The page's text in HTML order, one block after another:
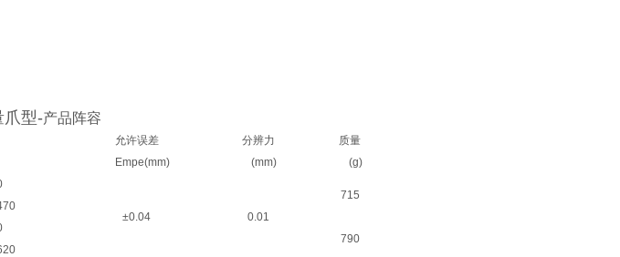
型-产品阵容
允许误差
Empe(mm)
分辨力
(mm)
质量
(g)
±0.04
0.01
715
790